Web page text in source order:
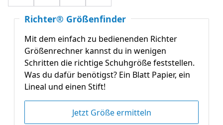
Richter® Größenfinder
Mit dem einfach zu bedienenden Richter
Größenrechner kannst du in wenigen
Schritten die richtige Schuhgröße feststellen.
Was du dafür benötigst? Ein Blatt Papier, ein
Lineal und einen Stift!
Jetzt Größe ermitteln